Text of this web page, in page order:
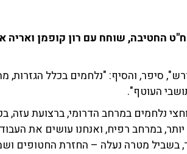
סיפר, והסיף: "נלחמים בכלל הגזרות,
העוטף".
נלחמים במרחב הדרומי, ברצועת עזה,
במרחב רפיח, ואנחנו עושים את
בשביל מטרה נעלה – החזרת החטופים